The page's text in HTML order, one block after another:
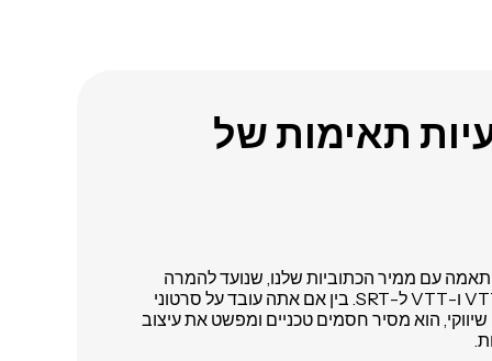
תאימות של
עם ממיר הכתוביות שלנו, שנועד להמרה
מהירה ודייקנית מ-SRT ל-VTT ו-VTT ל-SRT. בין אם אתה עובד על סרטוני
שיווקי, הוא מסיר חסמים טכניים ומפשט את עיצוב